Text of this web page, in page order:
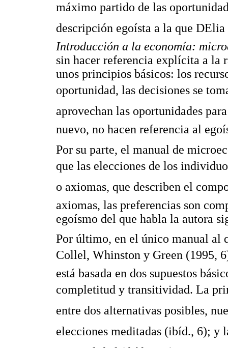
máximo partido de las
descripción egoísta a la que
Introducción a la economía:
sin hacer referencia explícita a la
unos principios básicos: los
oportunidad, las decisiones se
aprovechan las oportunidades
nuevo, no hacen referencia al
Por su parte, el manual de
que las elecciones de los
o axiomas, que describen el
axiomas, las preferencias son
egoísmo del que habla la autora
Por último, en el único manual al
Collel, Whinston y Green (1995,
está basada en dos supuestos
completitud y transitividad. La
entre dos alternativas posibles,
elecciones meditadas (ibíd., 6); y